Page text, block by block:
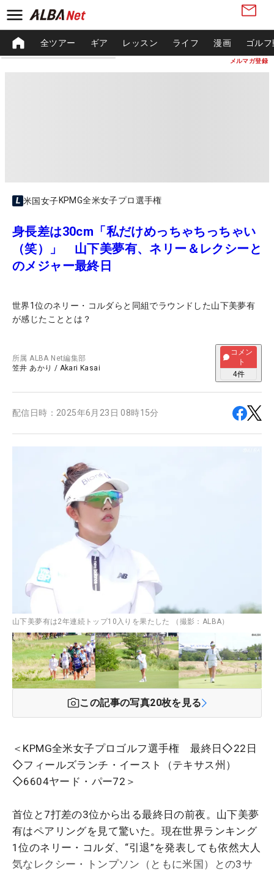
メルマガ登録
全ツアー ギア レッスン ライフ 漫画 ゴル
米国女子KPMG全米女子プロ選手権
身長差は30cm「私だけめっちゃちっちゃい
（笑）」 山下美夢有、ネリー＆レクシーと
のメジャー最終日
世界1位のネリー・コルダらと同組でラウンドした山下美夢有
が感じたこととは？
所属ALBA Net編集部
笠井 あかり / Akari Kasai
コメン
ト
4件
配信日時： 2025年6月23日 08時15分
山下美夢有は2年連続トップ10入りを果たした （撮影：ALBA）
この記事の写真20枚を見る
＜KPMG全米女子プロゴルフ選手権 最終日◇22日
◇フィールズランチ・イースト（テキサス州）
◇6604ヤード・パー72＞
首位と7打差の3位から出る最終日の前夜。山下美夢
有はペアリングを見て驚いた。現在世界ランキング
1位のネリー・コルダ、“引退”を発表しても依然大人
気なレクシー・トンプソン（ともに米国）との3サ